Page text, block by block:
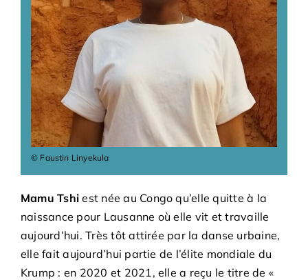
Adhésions
Archives
Contact
© Faustin Linyekula
Mamu Tshi est née au Congo qu’elle quitte à la
naissance pour Lausanne où elle vit et travaille
aujourd’hui. Très tôt attirée par la danse urbaine,
elle fait aujourd’hui partie de l’élite mondiale du
Krump : en 2020 et 2021, elle a reçu le titre de «